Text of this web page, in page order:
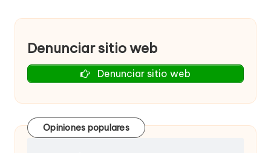
Denunciar sitio web
Denunciar sitio web
Opiniones populares